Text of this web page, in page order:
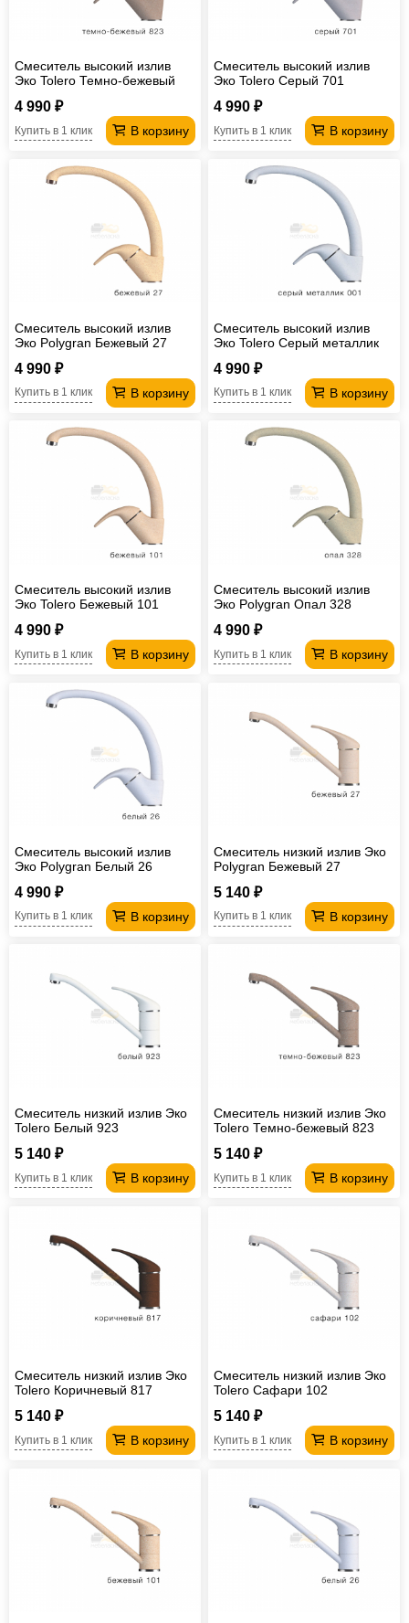
Смеситель высокий излив
Эко Tolero Темно-бежевый
4 990 ₽
В корзину
Купить в 1 клик
Смеситель высокий излив
Эко Tolero Серый 701
4 990 ₽
В корзину
Купить в 1 клик
Смеситель высокий излив
Эко Polygran Бежевый 27
4 990 ₽
В корзину
Купить в 1 клик
Смеситель высокий излив
Эко Tolero Серый металлик
4 990 ₽
В корзину
Купить в 1 клик
Смеситель высокий излив
Эко Tolero Бежевый 101
4 990 ₽
В корзину
Купить в 1 клик
Смеситель высокий излив
Эко Polygran Опал 328
4 990 ₽
В корзину
Купить в 1 клик
Смеситель высокий излив
Эко Polygran Белый 26
4 990 ₽
В корзину
Купить в 1 клик
Смеситель низкий излив Эко
Polygran Бежевый 27
5 140 ₽
В корзину
Купить в 1 клик
Смеситель низкий излив Эко
Tolero Белый 923
5 140 ₽
В корзину
Купить в 1 клик
Смеситель низкий излив Эко
Tolero Темно-бежевый 823
5 140 ₽
В корзину
Купить в 1 клик
Смеситель низкий излив Эко
Tolero Коричневый 817
5 140 ₽
В корзину
Купить в 1 клик
Смеситель низкий излив Эко
Tolero Сафари 102
5 140 ₽
В корзину
Купить в 1 клик